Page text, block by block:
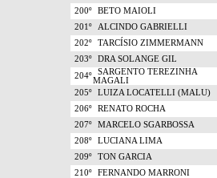
200º
BETO MAIOLI
201º
ALCINDO GABRIELLI
202º
TARCÍSIO ZIMMERMANN
203º
DRA SOLANGE GIL
204º
SARGENTO TEREZINHA
MAGALI
205º
LUIZA LOCATELLI (MALU)
206º
RENATO ROCHA
207º
MARCELO SGARBOSSA
208º
LUCIANA LIMA
209º
TON GARCIA
210º
FERNANDO MARRONI